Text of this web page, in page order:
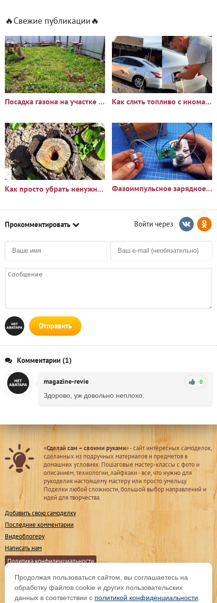
🔥Свежие публикации🔥
Посадка газона на участке с сорняками: опыт и результаты Как слить топливо с иномарки через горловину бака
Как просто убрать ненужный пень?🪵 Фазоимпульсное зарядное устройство своими руками
Прокомментировать
Отправить
Комментарии (1)
magazine-revie 0
Здорово, уж довольно неплохо.
«Сделай сам – своими руками» - сайт интересных самоделок,
сделанных из подручных материалов и предметов в
домашних условиях. Пошаговые мастер-классы с фото и
описанием, технологии, лайфхаки - все, что нужно для
рукоделия настоящему мастеру или просто умельцу.
Поделки любой сложности, большой выбор направлений и
идей для творчества.
Добавить свою самоделку
Последние комментарии
Видеоблогеру
Написать нам
Политика конфиденциальности
Мы в соц. сетях
Продолжая пользоваться сайтом, вы соглашаетесь на
обработку файлов cookie и других пользовательских
данных в соответствии с политикой конфиденциальности